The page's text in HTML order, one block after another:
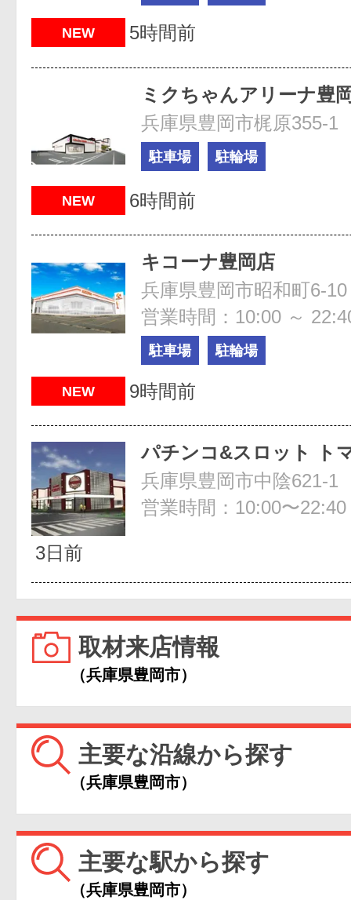
NEW 5時間前
ミクちゃんアリーナ豊
兵庫県豊岡市梶原355-1
駐車場 駐輪場
NEW 6時間前
キコーナ豊岡店
兵庫県豊岡市昭和町6-10
営業時間：10:00 ～
駐車場 駐輪場
NEW 9時間前
パチンコ&スロット ト
兵庫県豊岡市中陰621-1
営業時間：10:00〜22:40
3日前
取材来店情報
（兵庫県豊岡市）
主要な沿線から探す
（兵庫県豊岡市）
主要な駅から探す
（兵庫県豊岡市）